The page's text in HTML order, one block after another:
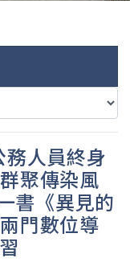
人員終身
聚傳染風
書《異見的
門數位導